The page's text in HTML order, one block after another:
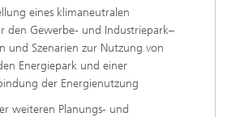
eines klimaneutralen
den Gewerbe- und Industriepark–
und Szenarien zur Nutzung von
Energiepark und einer
der Energienutzung
weiteren Planungs- und